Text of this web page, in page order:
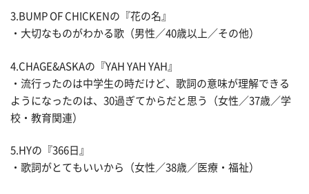
3.BUMP OF CHICKENの『花の名』
・大切なものがわかる歌（男性／40歳以上／その他）
4.CHAGE&ASKAの『YAH YAH YAH』
・流行ったのは中学生の時だけど、歌詞の意味が理解できる
ようになったのは、30過ぎてからだと思う（女性／37歳／学
校・教育関連）
5.HYの『366日』
・歌詞がとてもいいから（女性／38歳／医療・福祉）